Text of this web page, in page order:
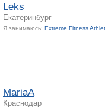
Leks
Екатеринбург
Я занимаюсь: Extreme Fitness
MariaA
Краснодар